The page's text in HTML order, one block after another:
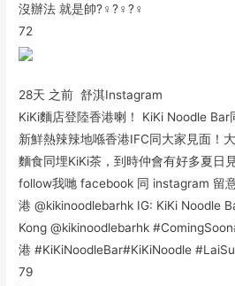
沒辦法 就是帥?‍♀️?‍♀️?‍♀️
72
28天 之前 舒淇Instagram
KiKi麵店登陸香港喇！ KiKi Noodle Bar
新鮮熱辣辣地喺香港IFC同大家見面！
麵食同埋KiKi茶，到時仲會有好多夏日
follow我哋 facebook 同 instagram 留
港 @kikinoodlebarhk IG: KiKi Noodle
Kong @kikinoodlebarhk
港 #KiKiNoodleBar#KiKiNoodle
79